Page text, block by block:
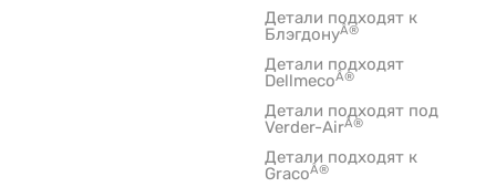
Детали подходят к
БлэгдонуÂ®
Детали подходят
DellmecoÂ®
Детали подходят под
Verder-AirÂ®
Детали подходят к
GracoÂ®